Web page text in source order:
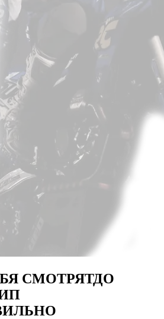
СМОТРЯТДО